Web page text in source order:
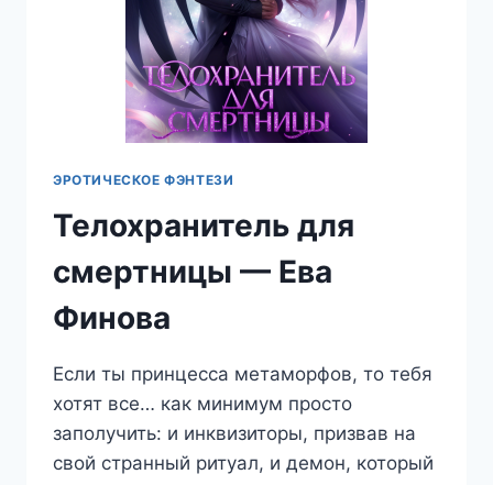
ЭРОТИЧЕСКОЕ ФЭНТЕЗИ
Телохранитель для
смертницы — Ева
Финова
Если ты принцесса метаморфов, то тебя
хотят все… как минимум просто
заполучить: и инквизиторы, призвав на
свой странный ритуал, и демон, который